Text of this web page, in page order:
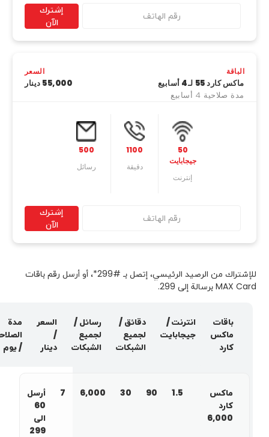
إشترك
الآن
الباقة
ماكس كارد 55 لـ4 أسابيع
مدة صلاحية 4 أسابيع
السعر
55,000 دينار
50
جيجابايت
إنترنت
1100
دقیقة
500
رسائل
إشترك
الآن
للإشتراك من الرصيد الرئيسي، إتصل بـ #299*، أو أرسل رقم باقات
MAX Card برسالة إلى 299.
باقات
ماكس
كارد
انترنت /
جيجابايت
دقائق /
لجميع
الشبكات
رسائل /
لجميع
الشبكات
السعر
/
دينار
مدة
/ يوم
ماكس
كارد
6,000
1.5
90
30
6,000
7
أرسل
60
الى
299